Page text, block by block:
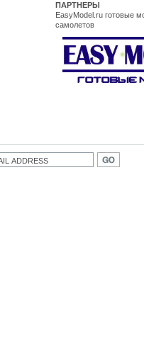
ПАРТНЕРЫ
EasyModel.ru готовые
самолетов